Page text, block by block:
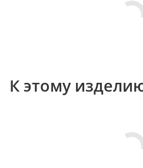
К этому